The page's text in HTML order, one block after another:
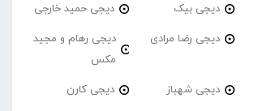
دیجی بیک دیجی حمید خارجی
دیجی رضا مرادی
دیجی رهام و مجید
مکس
دیجی شهباز دیجی کارن